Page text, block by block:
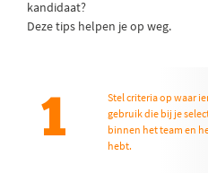
kandidaat?
Deze tips helpen je op weg.
1
Stel criteria op waar
gebruik die bij je
binnen het team en
hebt.